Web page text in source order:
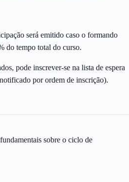
será emitido caso o formando
do tempo total do curso.
pode inscrever-se na lista de espera
por ordem de inscrição).
sobre o ciclo de